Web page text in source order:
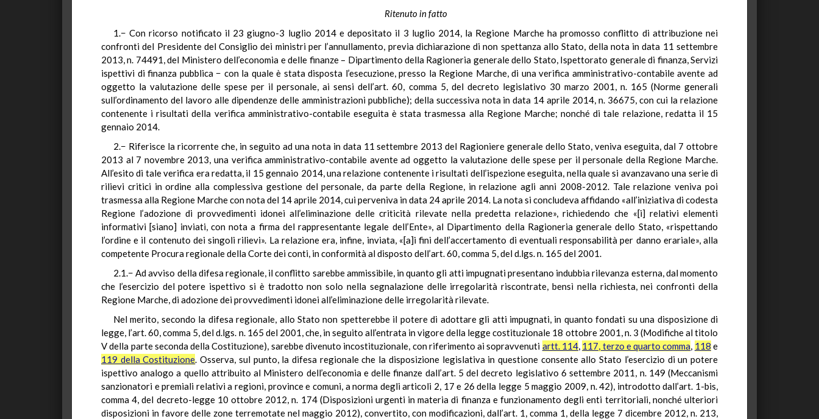
Ritenuto in fatto
1.− Con ricorso notificato il 23 giugno-3 luglio 2014 e depositato il 3 luglio 2014, la Regione Marche ha promosso conflitto di attribuzione nei
confronti del Presidente del Consiglio dei ministri per l’annullamento, previa dichiarazione di non spettanza allo Stato, della nota in data 11 settembre
2013, n. 74491, del Ministero dell’economia e delle finanze – Dipartimento della Ragioneria generale dello Stato, Ispettorato generale di finanza, Servizi
ispettivi di finanza pubblica − con la quale è stata disposta l’esecuzione, presso la Regione Marche, di una verifica amministrativo-contabile avente ad
oggetto la valutazione delle spese per il personale, ai sensi dell’art. 60, comma 5, del decreto legislativo 30 marzo 2001, n. 165 (Norme generali
sull’ordinamento del lavoro alle dipendenze delle amministrazioni pubbliche); della successiva nota in data 14 aprile 2014, n. 36675, con cui la relazione
contenente i risultati della verifica amministrativo-contabile eseguita è stata trasmessa alla Regione Marche; nonché di tale relazione, redatta il 15
gennaio 2014.
2.− Riferisce la ricorrente che, in seguito ad una nota in data 11 settembre 2013 del Ragioniere generale dello Stato, veniva eseguita, dal 7 ottobre
2013 al 7 novembre 2013, una verifica amministrativo-contabile avente ad oggetto la valutazione delle spese per il personale della Regione Marche.
All’esito di tale verifica era redatta, il 15 gennaio 2014, una relazione contenente i risultati dell’ispezione eseguita, nella quale si avanzavano una serie di
rilievi critici in ordine alla complessiva gestione del personale, da parte della Regione, in relazione agli anni 2008-2012. Tale relazione veniva poi
trasmessa alla Regione Marche con nota del 14 aprile 2014, cui perveniva in data 24 aprile 2014. La nota si concludeva affidando «all’iniziativa di codesta
Regione l’adozione di provvedimenti idonei all’eliminazione delle criticità rilevate nella predetta relazione», richiedendo che «[i] relativi elementi
informativi [siano] inviati, con nota a firma del rappresentante legale dell’Ente», al Dipartimento della Ragioneria generale dello Stato, «rispettando
l’ordine e il contenuto dei singoli rilievi». La relazione era, infine, inviata, «[a]i fini dell’accertamento di eventuali responsabilità per danno erariale», alla
competente Procura regionale della Corte dei conti, in conformità al disposto dell’art. 60, comma 5, del d.lgs. n. 165 del 2001.
2.1.− Ad avviso della difesa regionale, il conflitto sarebbe ammissibile, in quanto gli atti impugnati presentano indubbia rilevanza esterna, dal momento
che l’esercizio del potere ispettivo si è tradotto non solo nella segnalazione delle irregolarità riscontrate, bensì nella richiesta, nei confronti della
Regione Marche, di adozione dei provvedimenti idonei all’eliminazione delle irregolarità rilevate.
Nel merito, secondo la difesa regionale, allo Stato non spetterebbe il potere di adottare gli atti impugnati, in quanto fondati su una disposizione di
legge, l’art. 60, comma 5, del d.lgs. n. 165 del 2001, che, in seguito all’entrata in vigore della legge costituzionale 18 ottobre 2001, n. 3 (Modifiche al titolo
V della parte seconda della Costituzione), sarebbe divenuto incostituzionale, con riferimento ai sopravvenuti artt. 114, 117, terzo e quarto comma, 118 e
119 della Costituzione. Osserva, sul punto, la difesa regionale che la disposizione legislativa in questione consente allo Stato l’esercizio di un potere
ispettivo analogo a quello attribuito al Ministero dell’economia e delle finanze dall’art. 5 del decreto legislativo 6 settembre 2011, n. 149 (Meccanismi
sanzionatori e premiali relativi a regioni, province e comuni, a norma degli articoli 2, 17 e 26 della legge 5 maggio 2009, n. 42), introdotto dall’art. 1-bis,
comma 4, del decreto-legge 10 ottobre 2012, n. 174 (Disposizioni urgenti in materia di finanza e funzionamento degli enti territoriali, nonché ulteriori
disposizioni in favore delle zone terremotate nel maggio 2012), convertito, con modificazioni, dall’art. 1, comma 1, della legge 7 dicembre 2012, n. 213,